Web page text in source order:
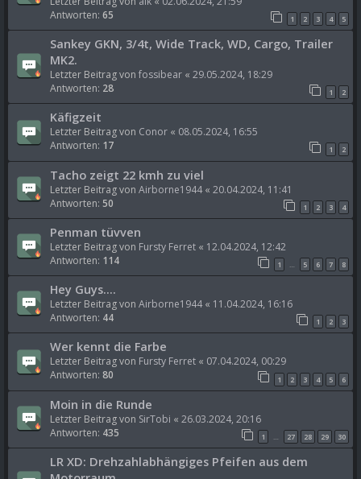
Antworten: 65 1 2 3 4 5
Sankey GKN, 3/4t, Wide Track, WD, Cargo, Trailer
MK2.
Letzter Beitrag von fossibear « 29.05.2024, 18:29
Antworten: 28 1 2
Käfigzeit
Letzter Beitrag von Conor « 08.05.2024, 16:55
Antworten: 17 1 2
Tacho zeigt 22 kmh zu viel
Letzter Beitrag von Airborne1944 « 20.04.2024, 11:41
Antworten: 50 1 2 3 4
Penman tüvven
Letzter Beitrag von Fursty Ferret « 12.04.2024, 12:42
Antworten: 114 1 … 5 6 7 8
Hey Guys....
Letzter Beitrag von Airborne1944 « 11.04.2024, 16:16
Antworten: 44 1 2 3
Wer kennt die Farbe
Letzter Beitrag von Fursty Ferret « 07.04.2024, 00:29
Antworten: 80 1 2 3 4 5 6
Moin in die Runde
Letzter Beitrag von SirTobi « 26.03.2024, 20:16
Antworten: 435 1 … 27 28 29 30
LR XD: Drehzahlabhängiges Pfeifen aus dem